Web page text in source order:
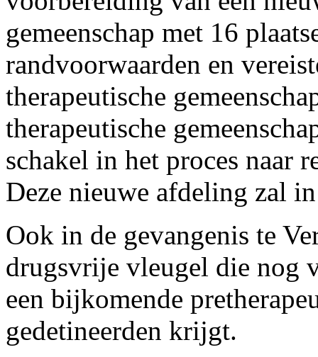
gemeenschap met 16
randvoorwaarden en
therapeutische
therapeutische
schakel in het proces naar
Deze nieuwe afdeling zal
Ook in de gevangenis te
drugsvrije vleugel die nog
een bijkomende
gedetineerden krijgt.